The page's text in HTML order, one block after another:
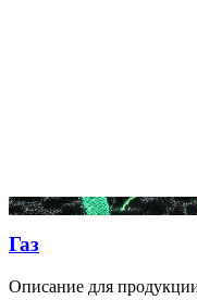
Газ
Описание для